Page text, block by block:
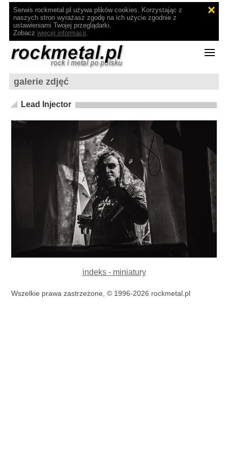
Serwis rockmetal.pl używa plików cookies. Korzystając z
naszych stron wyrażasz zgodę na ich użycie zgodnie z
ustawieniami Twojej przeglądarki.
Zobacz więcej informacji.
galerie zdjęć
Lead Injector
indeks - miniatury
Wszelkie prawa zastrzeżone, © 1996-2026 rockmetal.pl